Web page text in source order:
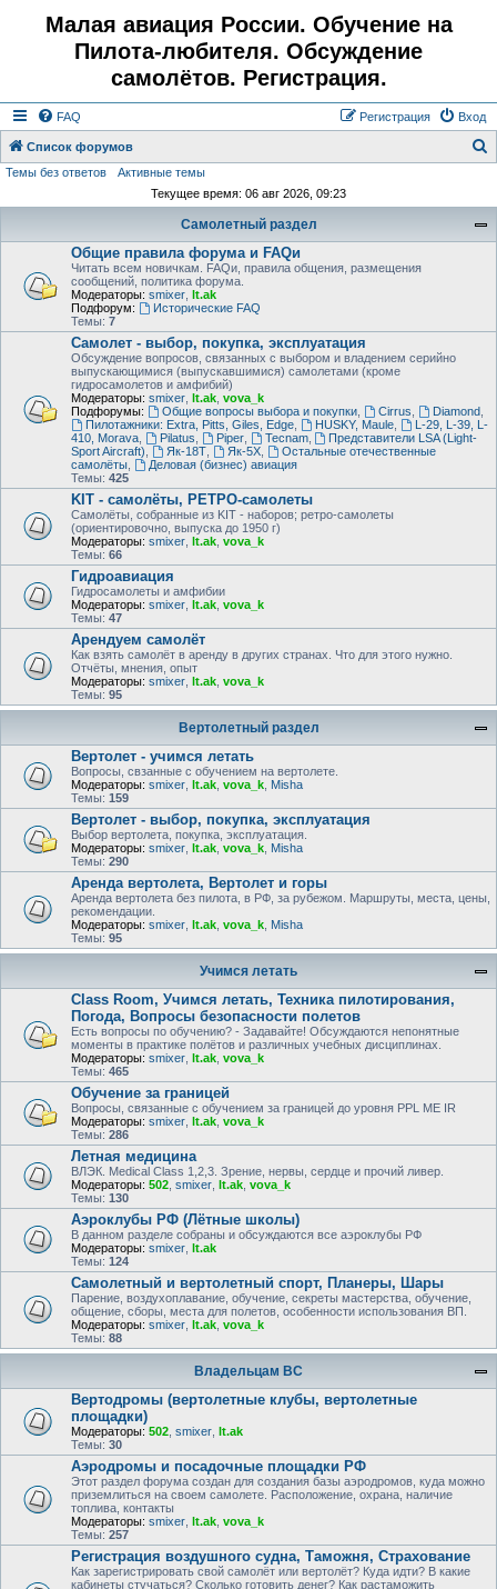
Малая авиация России. Обучение на
Пилота-любителя. Обсуждение
самолётов. Регистрация.
FAQ Вход
Регистрация
Список форумов
Темы без ответов
Активные темы
Текущее время: 06 авг 2026, 09:23
Самолетный раздел
Общие правила форума и FAQи
Читать всем новичкам. FAQи, правила общения, размещения
сообщений, политика форума.
Модераторы: smixer lt.ak
Подфорум:
Исторические FAQ
Темы: 7
Самолет - выбор, покупка, эксплуатация
Обсуждение вопросов, связанных с выбором и владением серийно
выпускающимися (выпускавшимися) самолетами (кроме
гидросамолетов и амфибий)
Модераторы: smixer lt.ak vova_k
Подфорумы:
Общие вопросы выбора и покупки, Cirrus Diamond,
Пилотажники: Extra, Pitts, Giles, Edge, HUSKY, Maule,
L-29, L-39, L-
410, Morava
Pilatus Piper, Tecnam,
Представители LSA (Light-
Sport Aircraft)
Як-18Т, Як-5Х,
Остальные отечественные
самолёты
Деловая (бизнес) авиация
Темы: 425
KIT - самолёты, РЕТРО-самолеты
Самолёты, собранные из KIT - наборов; ретро-самолеты
(ориентировочно, выпуска до 1950 г)
Модераторы: smixer lt.ak vova_k
Темы: 66
Гидроавиация
Гидросамолеты и амфибии
Модераторы: smixer lt.ak vova_k
Темы: 47
Арендуем самолёт
Как взять самолёт в аренду в других странах. Что для этого нужно.
Отчёты, мнения, опыт
Модераторы: smixer lt.ak vova_k
Темы: 95
Вертолетный раздел
Вертолет - учимся летать
Вопросы, свзанные с обучением на вертолете.
Модераторы: smixer lt.ak vova_k Misha
Темы: 159
Вертолет - выбор, покупка, эксплуатация
Выбор вертолета, покупка, эксплуатация.
Модераторы: smixer lt.ak vova_k Misha
Темы: 290
Аренда вертолета, Вертолет и горы
Аренда вертолета без пилота, в РФ, за рубежом. Маршруты, места, цены,
рекомендации.
Модераторы: smixer lt.ak vova_k Misha
Темы: 95
Учимся летать
Class Room, Учимся летать, Техника пилотирования,
Погода, Вопросы безопасности полетов
Есть вопросы по обучению? - Задавайте! Обсуждаются непонятные
моменты в практике полётов и различных учебных дисциплинах.
Модераторы: smixer lt.ak vova_k
Темы: 465
Обучение за границей
Вопросы, связанные с обучением за границей до уровня PPL ME IR
Модераторы: smixer lt.ak vova_k
Темы: 286
Летная медицина
ВЛЭК. Medical Class 1,2,3. Зрение, нервы, сердце и прочий ливер.
Модераторы: 502 smixer lt.ak vova_k
Темы: 130
Аэроклубы РФ (Лётные школы)
В данном разделе собраны и обсуждаются все аэроклубы РФ
Модераторы: smixer lt.ak
Темы: 124
Самолетный и вертолетный спорт, Планеры, Шары
Парение, воздухоплавание, обучение, секреты мастерства, обучение,
общение, сборы, места для полетов, особенности использования ВП.
Модераторы: smixer lt.ak vova_k
Темы: 88
Владельцам ВС
Вертодромы (вертолетные клубы, вертолетные
площадки)
Модераторы: 502 smixer lt.ak
Темы: 30
Аэродромы и посадочные площадки РФ
Этот раздел форума создан для создания базы аэродромов, куда можно
приземлиться на своем самолете. Расположение, охрана, наличие
топлива, контакты
Модераторы: smixer lt.ak vova_k
Темы: 257
Регистрация воздушного судна, Таможня, Страхование
Как зарегистрировать свой самолёт или вертолёт? Куда идти? В какие
кабинеты стучаться? Сколько готовить денег? Как растаможить